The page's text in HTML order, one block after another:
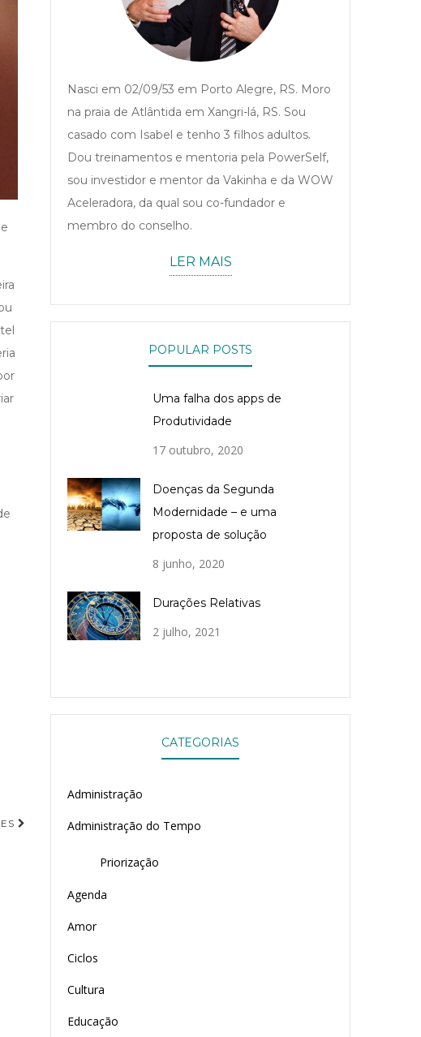
Nasci em 02/09/53 em Porto Alegre, RS. Moro
na praia de Atlântida em Xangri-lá, RS. Sou
casado com Isabel e tenho 3 filhos adultos.
Dou treinamentos e mentoria pela PowerSelf,
sou investidor e mentor da Vakinha e da WOW
Aceleradora, da qual sou co-fundador e
membro do conselho.
LER MAIS
POPULAR POSTS
Uma falha dos apps de
Produtividade
17 outubro, 2020
Doenças da Segunda
Modernidade – e uma
proposta de solução
8 junho, 2020
Durações Relativas
2 julho, 2021
CATEGORIAS
Administração
Administração do Tempo
Priorização
Agenda
Amor
Ciclos
Cultura
Educação